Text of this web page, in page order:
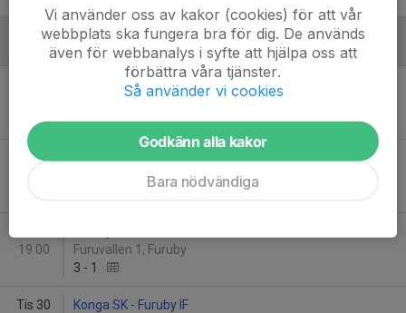
Furuby IF - Flerohopps GoIF
3-0
Tis 9
Orrefors IF - Furuby IF
Orrevallen 1, Orrefors
19:00
Furuvallen 1, Furuby
3 - 1
Tis 30
Konga SK - Furuby IF
Vi använder oss av kakor (cookies) för att vår
webbplats ska fungera bra för dig. De används
även för webbanalys i syfte att hjälpa oss att
förbättra våra tjänster.
Så använder vi cookies
Godkänn alla kakor
Bara nödvändiga